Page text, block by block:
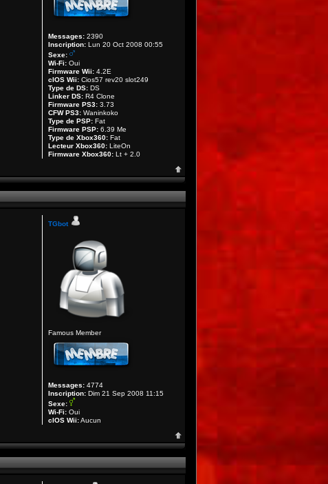
Messages: 2390
Inscription: Lun 20 Oct 2008 00:55
Sexe:
Wi-Fi: Oui
Firmware Wii: 4.2E
cIOS Wii: Cios57 rev20 slot249
Type de DS: DS
Linker DS: R4 Clone
Firmware PS3: 3.73
CFW PS3: Waninkoko
Type de PSP: Fat
Firmware PSP: 6.39 Me
Type de Xbox360: Fat
Lecteur Xbox360: LiteOn
Firmware Xbox360: Lt + 2.0
TGbot
Famous Member
Messages: 4774
Inscription: Dim 21 Sep 2008 11:15
Sexe:
Wi-Fi: Oui
cIOS Wii:Aucun